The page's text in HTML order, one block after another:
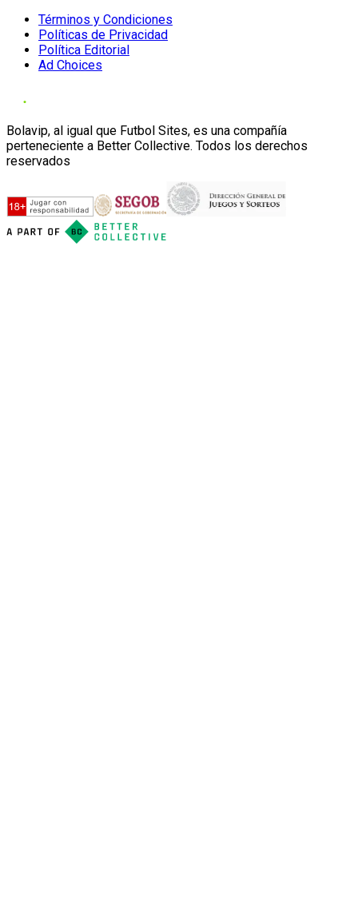
Términos y Condiciones
Políticas de Privacidad
Política Editorial
Ad Choices
Bolavip, al igual que Futbol Sites, es una compañía
perteneciente a Better Collective. Todos los derechos
reservados